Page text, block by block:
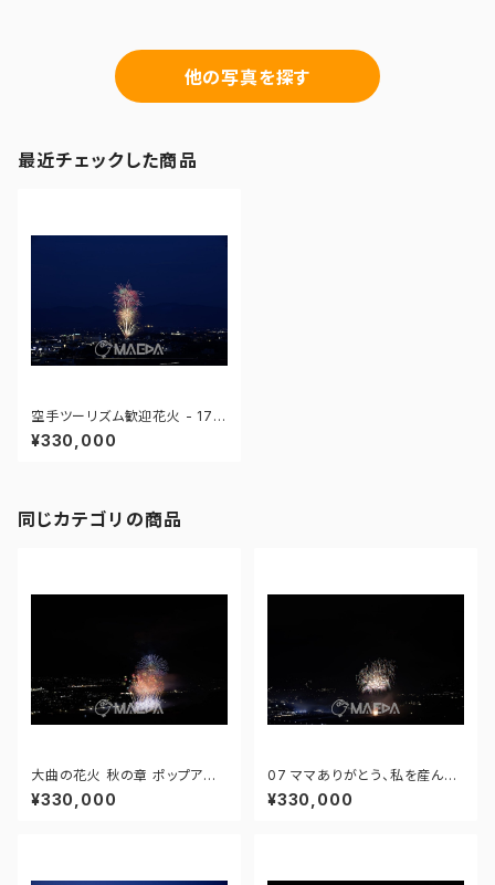
他の写真を探す
最近チェックした商品
空手ツーリズム歓迎花火 - 175
272746594792
¥330,000
同じカテゴリの商品
大曲の花火 秋の章 ポップアー
ト In New York - 17296466
5883224
¥330,000
07 ママありがとう、私を産んで
くれて。 - 「大曲の花火」第96回
全国花火競技大会 - 1725584
¥330,000